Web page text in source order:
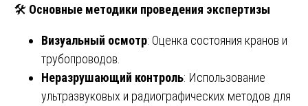
🛠️ Основные методики проведения экспертизы
Визуальный осмотр: Оценка состояния кранов и
трубопроводов.
Неразрушающий контроль: Использование
ультразвуковых и радиографических методов для